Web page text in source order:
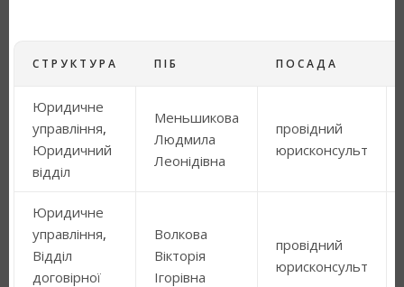
СТРУКТУРА ПІБ ПОСАДА
Юридичне
управління,
Юридичний
відділ
Меньшикова
Людмила
Леонідівна
провідний
юрисконсульт
Юридичне
управління,
Відділ
договірної
Волкова
Вікторія
Ігорівна
провідний
юрисконсульт